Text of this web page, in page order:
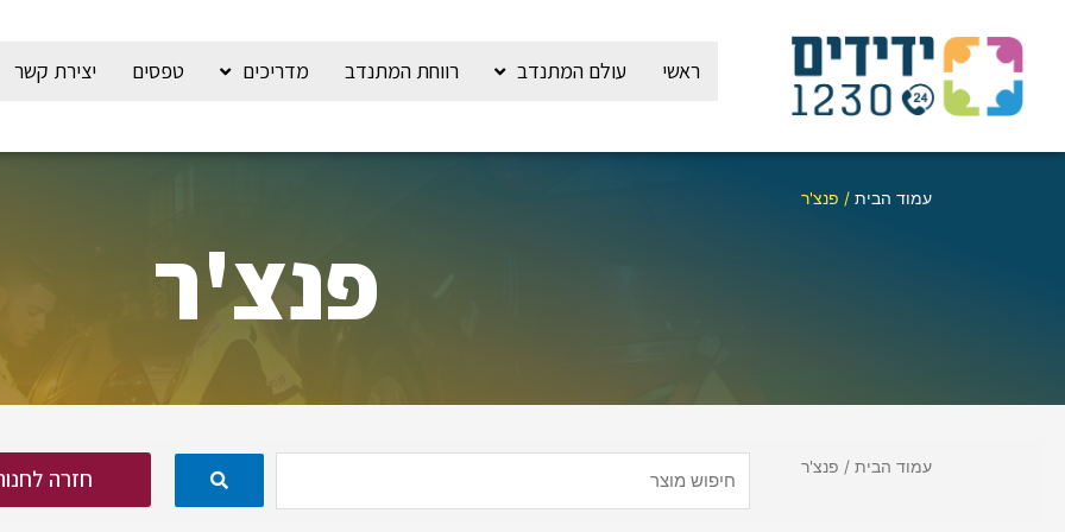
ראשי עולם המתנדב רווחת המתנדב מדריכים טפסים יצירת קשר
עמוד הבית / פנצ'ר
פנצ'ר
עמוד הבית / פנצ'ר חזרה